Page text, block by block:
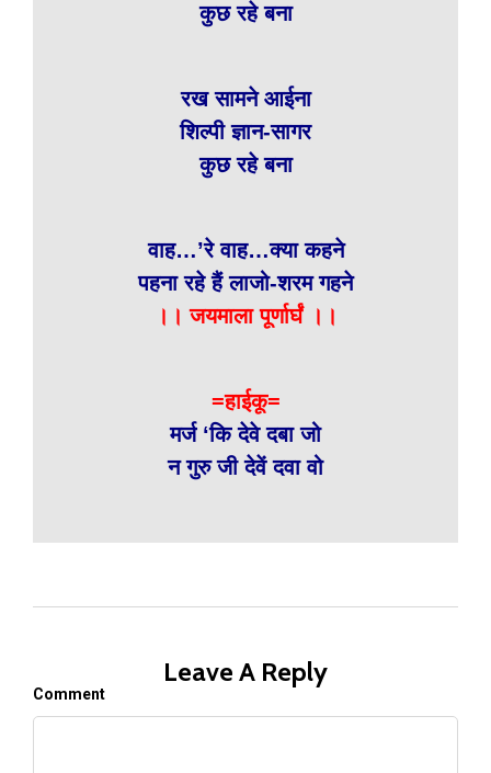
कुछ रहे बना
रख सामने आईना
शिल्पी ज्ञान-सागर
कुछ रहे बना
वाह…’रे वाह…क्या कहने
पहना रहे हैं लाजो-शरम गहने
।। जयमाला पूर्णार्घं ।।
=हाईकू=
मर्ज ‘कि देवे दबा जो
न गुरु जी देवें दवा वो
Leave A Reply
Comment